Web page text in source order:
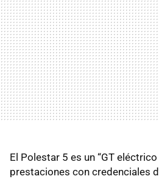
El Polestar 5 es un “GT
prestaciones con credenciales